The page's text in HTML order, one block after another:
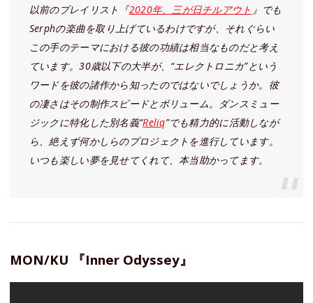
以前のプレイリスト『2020年、三が日チルアウト 』でも
Serphの楽曲を取り上げているわけですが、それぐらい
この手のテーマにおける彼の功績は相当なものだと考え
ています。30歳以下の大半が、“エレクトロニカ”という
ワードを彼の諸作から知ったのではないでしょうか。彼
の凄さはその制作スピードとボリューム。ダンスミュー
ジックに特化した別名義“Reliq”でも精力的に活動しなが
ら、絶えず何かしらのプロジェクトを進行しています。
いつも楽しい夢を見せてくれて、本当助かってます。
MON/KU 『Inner Odyssey』